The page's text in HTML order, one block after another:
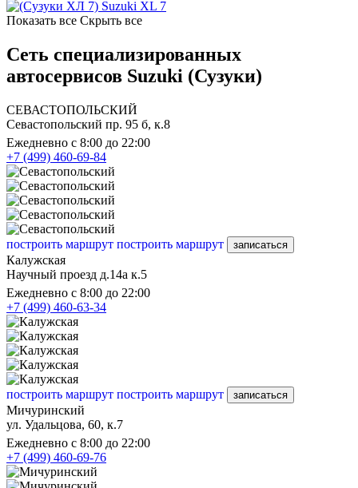
Suzuki XL 7
Показать все Скрыть все
Сеть специализированных
автосервисов Suzuki (Сузуки)
СЕВАСТОПОЛЬСКИЙ
Севастопольский пр. 95 б, к.8
Ежедневно с 8:00 до 22:00
+7 (499) 460-69-84
построить маршрут построить маршрут записаться
Калужская
Научный проезд д.14а к.5
Ежедневно с 8:00 до 22:00
+7 (499) 460-63-34
построить маршрут построить маршрут записаться
Мичуринский
ул. Удальцова, 60, к.7
Ежедневно с 8:00 до 22:00
+7 (499) 460-69-76